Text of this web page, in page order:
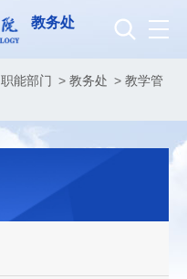
教务处
职能部门 > 教务处 > 教学管